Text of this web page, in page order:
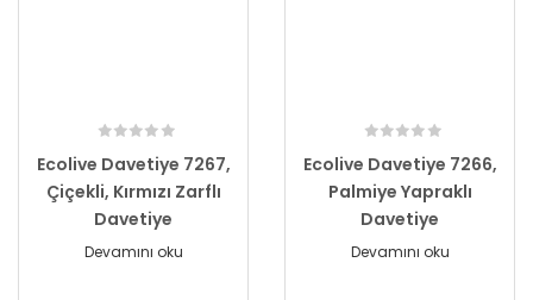
Ecolive Davetiye 7267,
Çiçekli, Kırmızı Zarflı
Davetiye
Devamını oku
Ecolive Davetiye 7266,
Palmiye Yapraklı
Davetiye
Devamını oku